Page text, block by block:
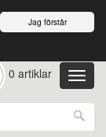
Jag förstår
0 artiklar